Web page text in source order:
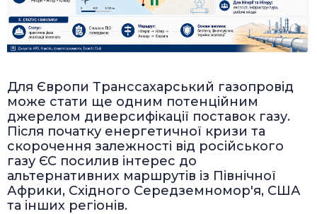
Для Європи Транссахарський газопровід
може стати ще одним потенційним
джерелом диверсифікації поставок газу.
Після початку енергетичної кризи та
скорочення залежності від російського
газу ЄС посилив інтерес до
альтернативних маршрутів із Північної
Африки, Східного Середземномор'я, США
та інших регіонів.